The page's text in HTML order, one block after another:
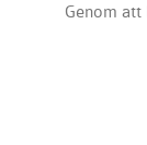
Genom att